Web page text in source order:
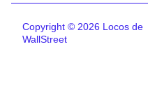
Copyright © 2026 Locos de
WallStreet